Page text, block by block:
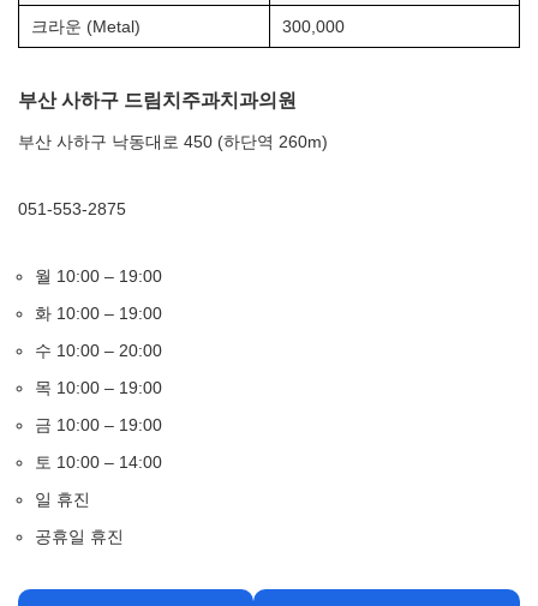
크라운 (Metal) 300,000
부산 사하구 드림치주과치과의원
부산 사하구 낙동대로 450 (하단역 260m)
051-553-2875
월 10:00 – 19:00
화 10:00 – 19:00
수 10:00 – 20:00
목 10:00 – 19:00
금 10:00 – 19:00
토 10:00 – 14:00
일 휴진
공휴일 휴진